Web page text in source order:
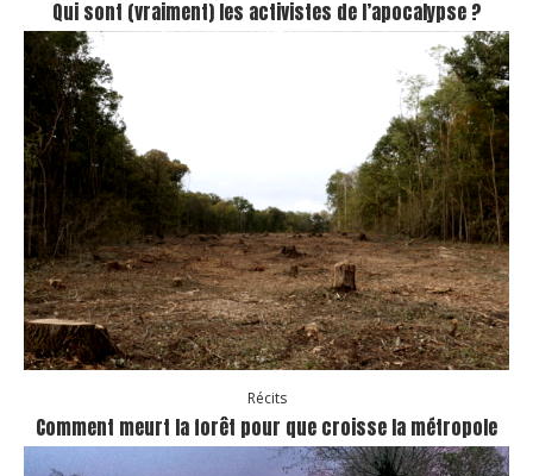
Qui sont (vraiment) les activistes de l’apocalypse ?
Récits
Comment meurt la forêt pour que croisse la métropole